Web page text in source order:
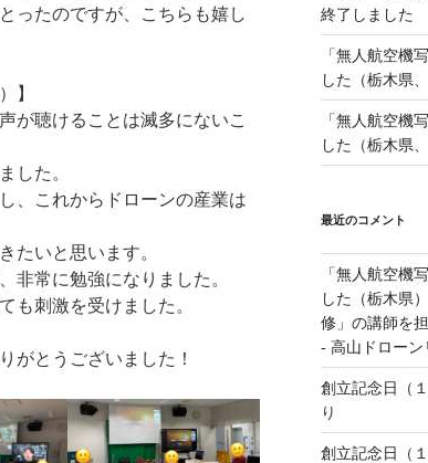
ったのですが、こちらも嬉し
】
が聴けることは滅多にないこ
した。
、これからドローンの産業は
たいと思います。
非常に勉強になりました。
も刺激を受けました。
がとうございました！
終了しました
「無人航空機
した（栃木県
「無人航空機
した（栃木県
最近のコメント
「無人航空機
した（栃木県）
修」の講師を
- 高山ドロー
創立記念日（
り
創立記念日（